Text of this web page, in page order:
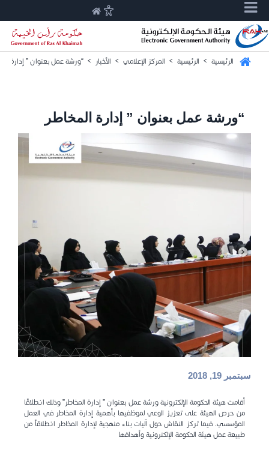
الرئيسية > الرئيسية > المركز الإعلامي > الأخبار > “ورشة عمل بعنوان ” إدارة
“ورشة عمل بعنوان ” إدارة المخاطر
سبتمبر 19, 2018
أقامت هيئة الحكومة الإلكترونية ورشة عمل بعنوان ” إدارة المخاطر” وذلك انطلاقًا
من حرص الهيئة على تعزيز الوعي لموظفيها بأهمية إدارة المخاطر في العمل
المؤسسي. فيما تركز النقاش حول آليات بناء منهجية لإدارة المخاطر انطلاقاً من
طبيعة عمل هيئة الحكومة الإلكترونية وأهدافها